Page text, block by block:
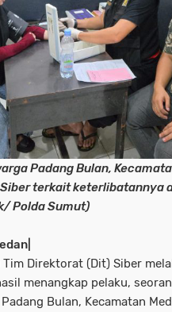
Padang Bulan,
terkait keterlibatannya
Polda Sumut)
Direktorat (Dit) Siber
menangkap pelaku,
Bulan, Kecamatan